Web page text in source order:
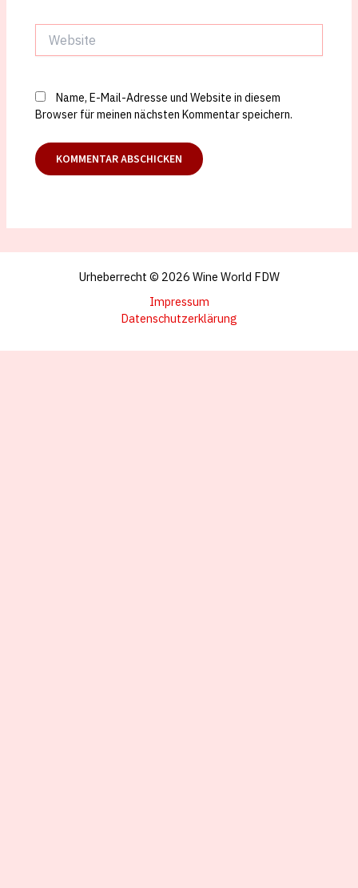
Website
Name, E-Mail-Adresse und Website in diesem
Browser für meinen nächsten Kommentar speichern.
Urheberrecht © 2026 Wine World FDW
Impressum
Datenschutzerklärung